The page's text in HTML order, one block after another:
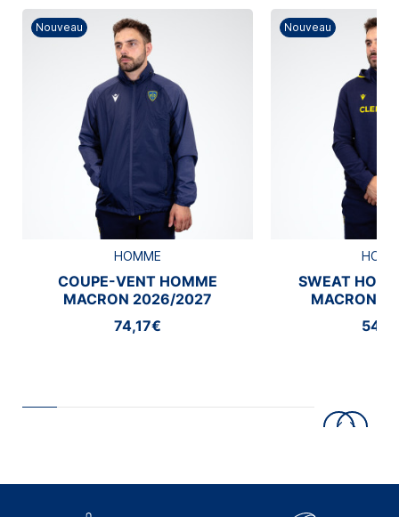
Nouveau
HOMME
COUPE-VENT HOMME
MACRON 2026/2027
74,17€
Nouveau
SWEAT
MACRON